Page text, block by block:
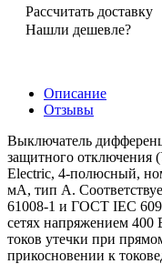
Рассчитать доставку
Нашли дешевле?
Описание
Отзывы
Выключатель
защитного отключения
Electric, 4-полюсный,
мА, тип A.
61008-1 и ГОСТ IEC
сетях напряжением 400
токов утечки при
прикосновении к